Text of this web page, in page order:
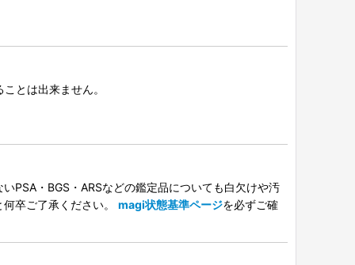
とは出来ません。
PSA・BGS・ARSなどの鑑定品についても白欠けや汚
卒ご了承ください。 magi状態基準ページを必ずご確